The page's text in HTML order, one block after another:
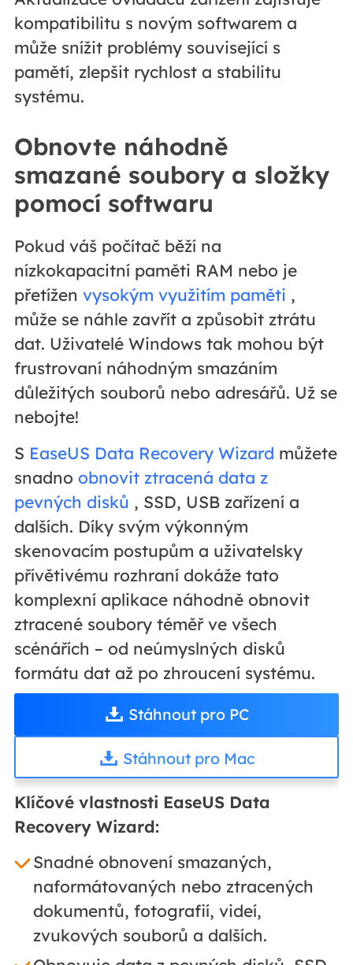
kompatibilitu s novým softwarem a
může snížit problémy související s
pamětí, zlepšit rychlost a stabilitu
systému.
Obnovte náhodně
smazané soubory a složky
pomocí softwaru
Pokud váš počítač běží na
nízkokapacitní paměti RAM nebo je
přetížen vysokým využitím paměti ,
může se náhle zavřít a způsobit ztrátu
dat. Uživatelé Windows tak mohou být
frustrovaní náhodným smazáním
důležitých souborů nebo adresářů. Už se
nebojte!
S EaseUS Data Recovery Wizard můžete
snadno obnovit ztracená data z
pevných disků , SSD, USB zařízení a
dalších. Díky svým výkonným
skenovacím postupům a uživatelsky
přívětivému rozhraní dokáže tato
komplexní aplikace náhodně obnovit
ztracené soubory téměř ve všech
scénářích – od neúmyslných disků
formátu dat až po zhroucení systému.
Stáhnout pro PC
Stáhnout pro Mac
Klíčové vlastnosti EaseUS Data
Recovery Wizard:
Snadné obnovení smazaných,
naformátovaných nebo ztracených
dokumentů, fotografií, videí,
zvukových souborů a dalších.